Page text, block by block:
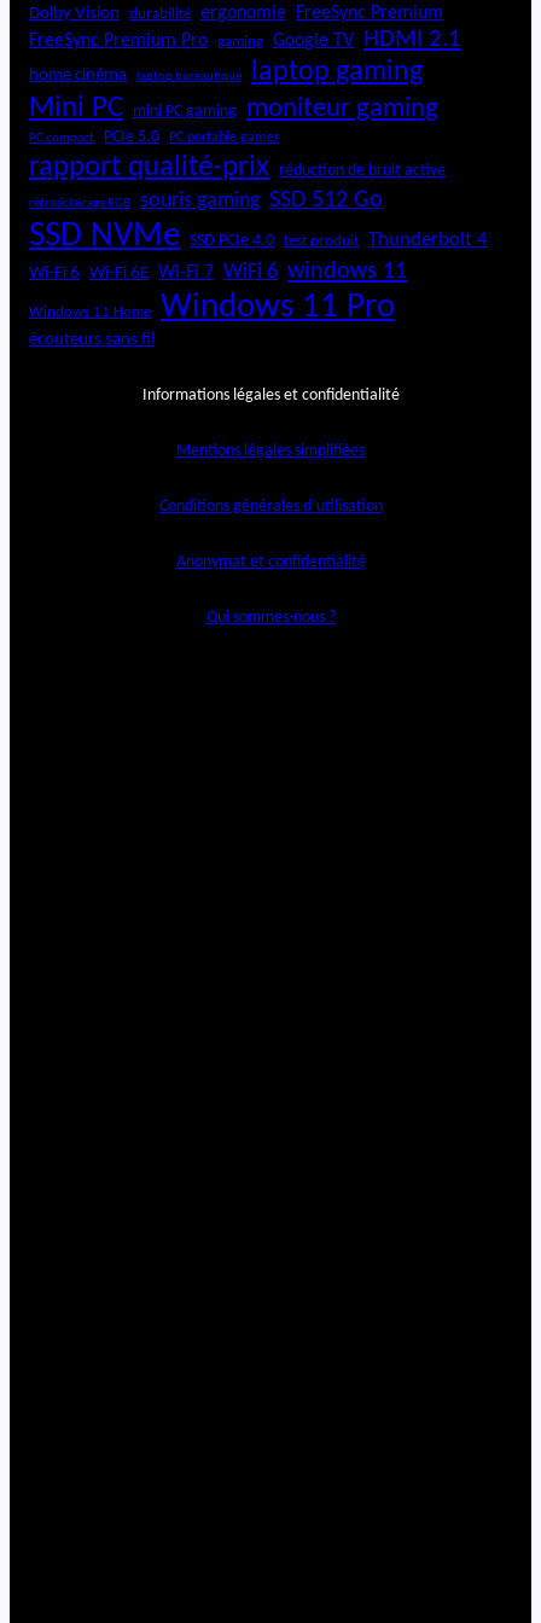
Dolby Vision durabilité ergonomie
FreeSync Premium
FreeSync Premium Pro
gaming Google TV HDMI 2.1
home cinéma laptop bureautique laptop gaming
Mini PC mini PC gaming moniteur gaming
PC compact PCIe 5.0 PC portable gamer
rapport qualité-prix réduction de bruit active
rétroéclairage RGB souris gaming SSD 512 Go
SSD NVMe SSD PCIe 4.0 test produit Thunderbolt 4
Wi-Fi 6 Wi-Fi 6E Wi-Fi 7 WiFi 6 windows 11
Windows 11 Home Windows 11 Pro
écouteurs sans fil
Informations légales et confidentialité
Mentions légales simplifiées
Conditions générales d’utilisation
Anonymat et confidentialité
Qui sommes-nous ?